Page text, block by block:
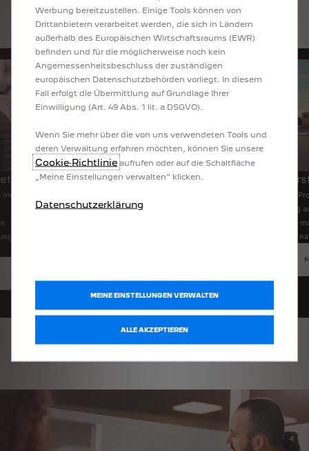
Maßgeschneiderte
Unsere Professional Center bieten individuell
Unsere
Umstieg
vor Ort,
für eine
Werbung bereitzustellen. Einige Tools können von
Drittanbietern verarbeitet werden, die sich in Ländern
außerhalb des Europäischen Wirtschaftsraums (EWR)
befinden und für die möglicherweise noch kein
Angemessenheitsbeschluss der zuständigen
europäischen Datenschutzbehörden vorliegt. In diesem
Fall erfolgt die Übermittlung auf Grundlage Ihrer
Einwilligung (Art. 49 Abs. 1 lit. a DSGVO).
Wenn Sie mehr über die von uns verwendeten Tools und
deren Verwaltung erfahren möchten, können Sie unsere
Cookie‑Richtlinie aufrufen oder auf die Schaltfläche
„Meine Einstellungen verwalten“ klicken.
Datenschutzerklärung
MEINE EINSTELLUNGEN VERWALTEN
ALLE AKZEPTIEREN